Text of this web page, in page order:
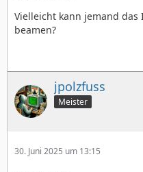
Vielleicht kann jemand das
beamen?
jpolzfuss
Meister
30. Juni 2025 um 13:15